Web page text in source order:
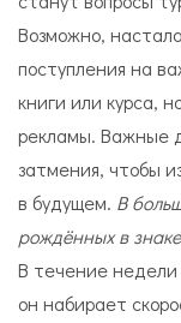
Возможно,
поступления на
книги или курса,
рекламы. Важные
затмения, чтобы
в будущем. В
рождённых в
В течение недели
он набирает